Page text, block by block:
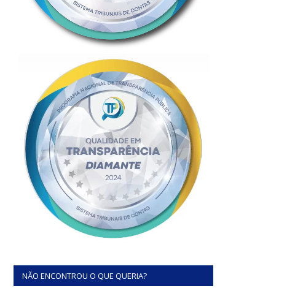
NÃO ENCONTROU O QUE QUERIA?